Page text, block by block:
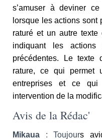
s’amuser à deviner
lorsque les actions sont
raturé et un autre
indiquant les
précédentes. Le texte
rature, ce qui permet
entreprises et ce qui
intervention de la
Avis de la Rédac'
Mikaua : Toujours